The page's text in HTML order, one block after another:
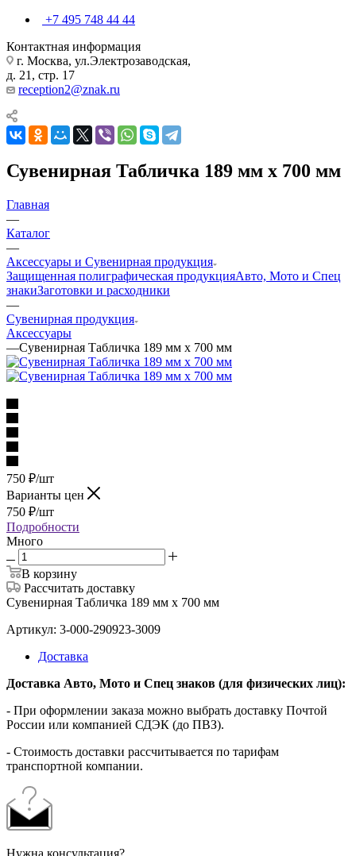
+7 495 748 44 44
Контактная информация
г. Москва, ул.Электрозаводская,
д. 21, стр. 17
reception2@znak.ru
Сувенирная Табличка 189 мм х 700 мм
Главная
—
Каталог
—
Аксессуары и Сувенирная продукция
Защищенная полиграфическая продукцияАвто, Мото и Спец
знакиЗаготовки и расходники
—
Сувенирная продукция
Аксессуары
—Сувенирная Табличка 189 мм х 700 мм
750 ₽/шт
Варианты цен
750 ₽/шт
Подробности
Много
В корзину
Рассчитать доставку
Сувенирная Табличка 189 мм х 700 мм
Артикул: 3-000-290923-3009
Доставка
Доставка Авто, Мото и Спец знаков (для физических лиц):
- При оформлении заказа можно выбрать доставку Почтой
России или компанией СДЭК (до ПВЗ).
- Стоимость доставки рассчитывается по тарифам
транспортной компании.
Нужна консультация?